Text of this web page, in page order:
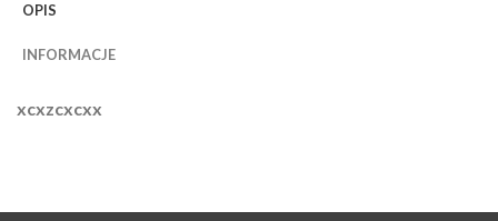
OPIS
INFORMACJE
xcxzcxcxx